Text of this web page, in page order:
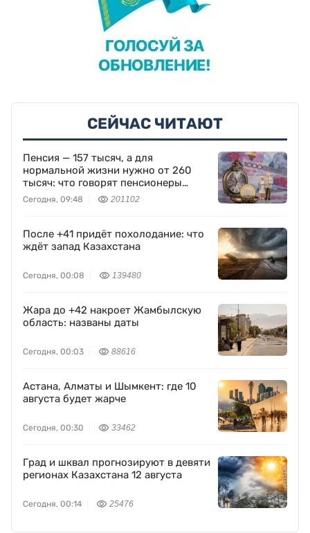
СЕЙЧАС ЧИТАЮТ
Пенсия — 157 тысяч, а для
нормальной жизни нужно от 260
тысяч: что говорят пенсионеры
Казахстана
Сегодня, 09:48 201102
После +41 придёт похолодание: что
ждёт запад Казахстана
Сегодня, 00:08 139480
Жара до +42 накроет Жамбылскую
область: названы даты
Сегодня, 00:03 88616
Астана, Алматы и Шымкент: где 10
августа будет жарче
Сегодня, 00:30 33462
Град и шквал прогнозируют в девяти
регионах Казахстана 12 августа
Сегодня, 00:14 25476